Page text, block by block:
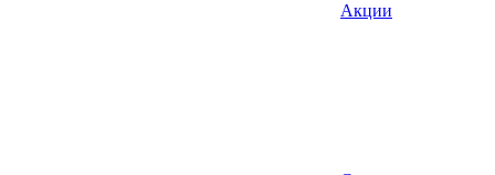
Акции